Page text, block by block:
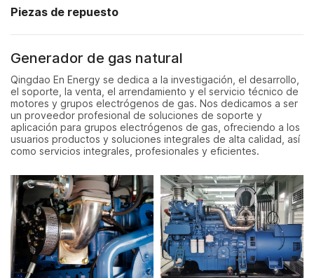
Piezas de repuesto
Generador de gas natural
Qingdao En Energy se dedica a la investigación, el desarrollo,
el soporte, la venta, el arrendamiento y el servicio técnico de
motores y grupos electrógenos de gas. Nos dedicamos a ser
un proveedor profesional de soluciones de soporte y
aplicación para grupos electrógenos de gas, ofreciendo a los
usuarios productos y soluciones integrales de alta calidad, así
como servicios integrales, profesionales y eficientes.